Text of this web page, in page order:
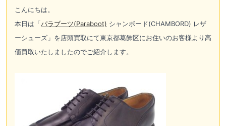
こんにちは。
本日は「パラブーツ(Paraboot) シャンボード(CHAMBORD) レザ
ーシューズ」を店頭買取にて東京都葛飾区にお住いのお客様より高
価買取いたしましたのでご紹介します。